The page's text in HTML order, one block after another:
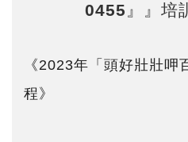
0455』』培
《2023年「頭好壯壯呷
程》